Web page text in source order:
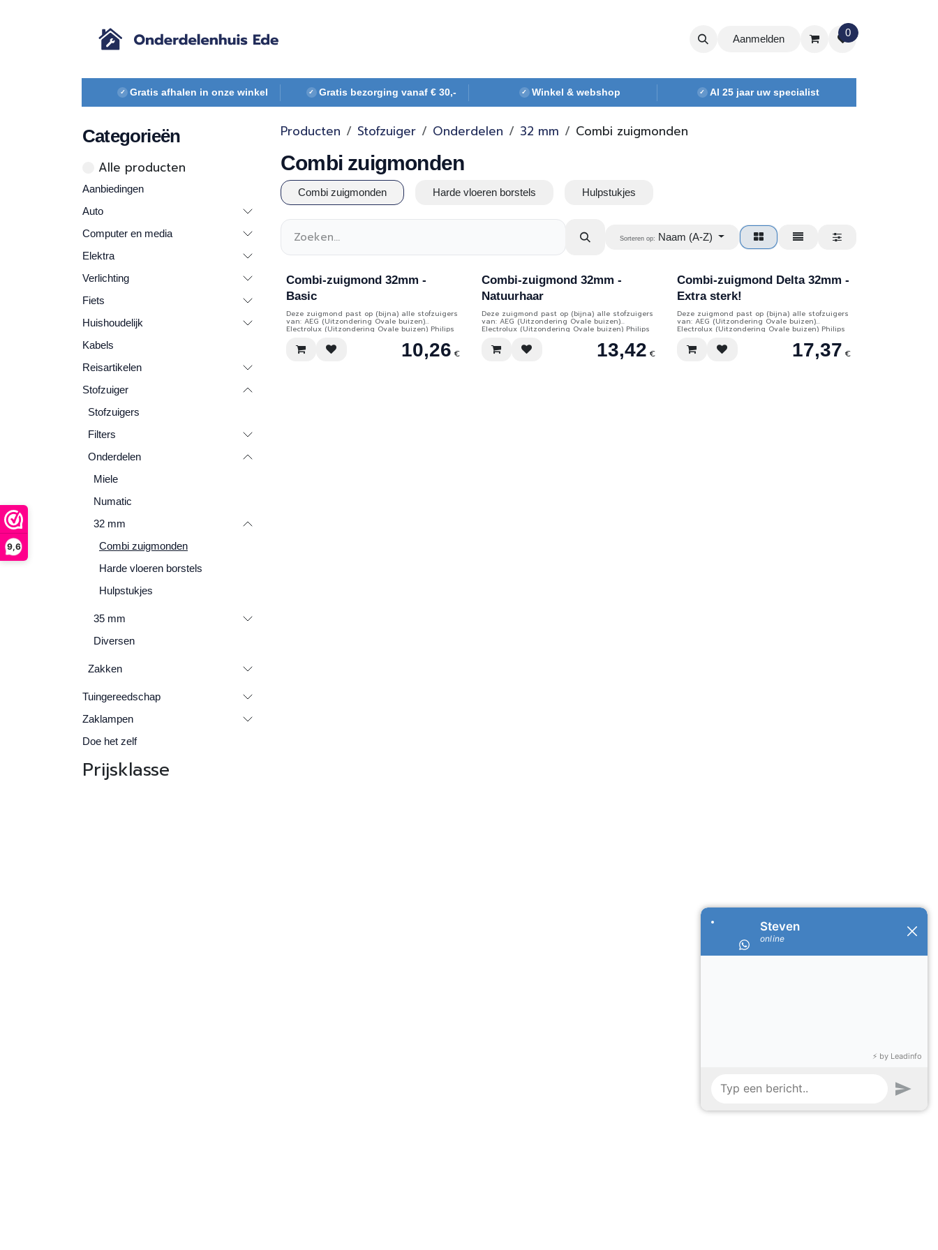
9,6
Aanmelden
0
✓ Gratis afhalen in onze winkel ✓ Gratis bezorging vanaf € 30,- ✓ Winkel & webshop ✓ Al 25 jaar uw specialist
Categorieën
Alle ​​pr​oducten
Aanbiedingen
Auto
Computer en media
Elektra
Verlichting
Fiets
Huishoudelijk
Kabels
Reisartikelen
Stofzuiger
Stofzuigers
Filters
Onderdelen
Miele
Numatic
32 mm
Combi zuigmonden
Harde vloeren borstels
Hulpstukjes
35 mm
Diversen
Zakken
Tuingereedschap
Zaklampen
Doe het zelf
Prijsklasse
Producten Stofzuiger Onderdelen 32 mm Combi zuigmonden
Combi zuigmonden
Combi zuigmonden Harde vloeren borstels Hulpstukjes
Sorteren op: Naam (A-Z)
Combi-zuigmond 32mm -
Basic
Deze zuigmond past op (bijna) alle stofzuigers
van: AEG (Uitzondering Ovale buizen)
Electrolux (Uitzondering Ovale buizen) Philips
James enz. enz.) Taski Rowenta (de meeste
modellen) Princess Bestron 10,26 €
Combi-zuigmond 32mm -
Natuurhaar
Deze zuigmond past op (bijna) alle stofzuigers
van: AEG (Uitzondering Ovale buizen)
Electrolux (Uitzondering Ovale buizen) Philips
James enz. enz.) Taski Rowenta (de meeste
modellen) Princess Bestron Fam Home13,42 €
Combi-zuigmond Delta 32mm -
Extra sterk!
Deze zuigmond past op (bijna) alle stofzuigers
van: AEG (Uitzondering Ovale buizen)
Electrolux (Uitzondering Ovale buizen) Philips
James enz. enz.) Rowenta (de meeste modellen)
Princess Bestron Fam Home Electronic17,37 €